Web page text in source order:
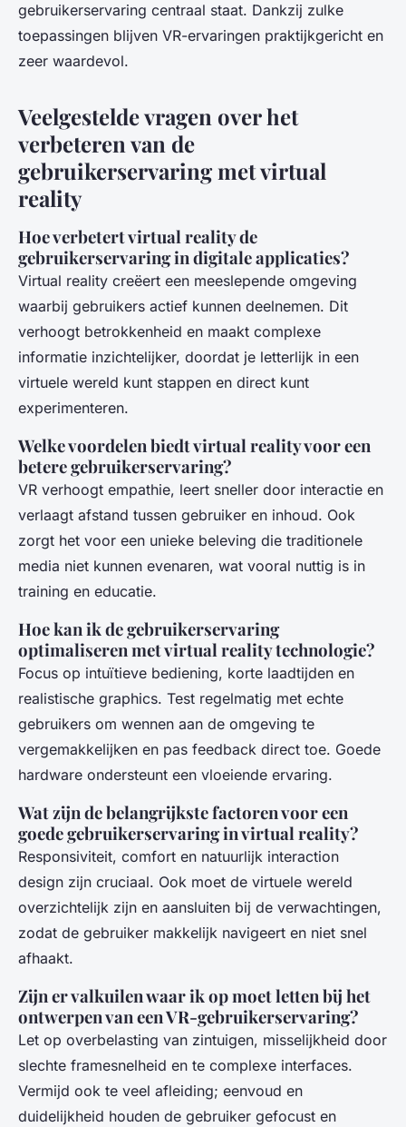
gebruikerservaring centraal staat. Dankzij zulke
toepassingen blijven VR-ervaringen praktijkgericht en
zeer waardevol.
Veelgestelde vragen over het
verbeteren van de
gebruikerservaring met virtual
reality
Hoe verbetert virtual reality de
gebruikerservaring in digitale applicaties?
Virtual reality creëert een meeslepende omgeving
waarbij gebruikers actief kunnen deelnemen. Dit
verhoogt betrokkenheid en maakt complexe
informatie inzichtelijker, doordat je letterlijk in een
virtuele wereld kunt stappen en direct kunt
experimenteren.
Welke voordelen biedt virtual reality voor een
betere gebruikerservaring?
VR verhoogt empathie, leert sneller door interactie en
verlaagt afstand tussen gebruiker en inhoud. Ook
zorgt het voor een unieke beleving die traditionele
media niet kunnen evenaren, wat vooral nuttig is in
training en educatie.
Hoe kan ik de gebruikerservaring
optimaliseren met virtual reality technologie?
Focus op intuïtieve bediening, korte laadtijden en
realistische graphics. Test regelmatig met echte
gebruikers om wennen aan de omgeving te
vergemakkelijken en pas feedback direct toe. Goede
hardware ondersteunt een vloeiende ervaring.
Wat zijn de belangrijkste factoren voor een
goede gebruikerservaring in virtual reality?
Responsiviteit, comfort en natuurlijk interaction
design zijn cruciaal. Ook moet de virtuele wereld
overzichtelijk zijn en aansluiten bij de verwachtingen,
zodat de gebruiker makkelijk navigeert en niet snel
afhaakt.
Zijn er valkuilen waar ik op moet letten bij het
ontwerpen van een VR-gebruikerservaring?
Let op overbelasting van zintuigen, misselijkheid door
slechte framesnelheid en te complexe interfaces.
Vermijd ook te veel afleiding; eenvoud en
duidelijkheid houden de gebruiker gefocust en